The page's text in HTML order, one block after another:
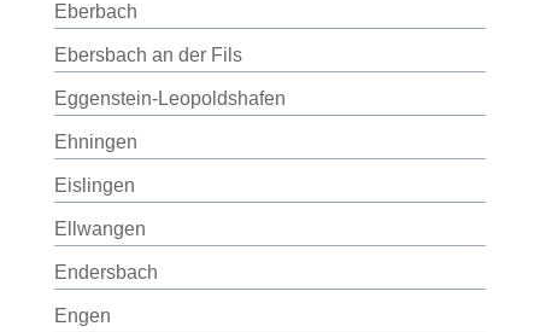
Eberbach
Ebersbach an der Fils
Eggenstein-Leopoldshafen
Ehningen
Eislingen
Ellwangen
Endersbach
Engen